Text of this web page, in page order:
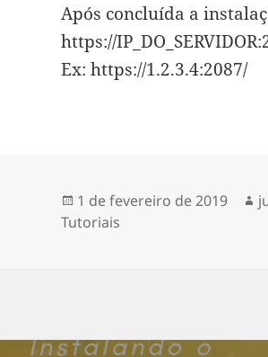
Após concluída a
https://
Ex: https://1.2.3.4:2087/
Publicado
em
1 de fevereiro de 2019
Tutoriais